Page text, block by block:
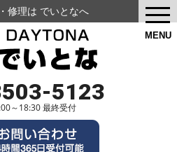
MENU
修理は でいとなへ
5123
～18:30 最終受付